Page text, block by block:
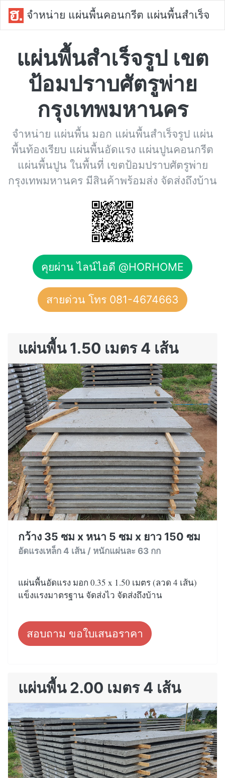
จำหน่าย แผ่นพื้นคอนกรีต แผ่นพื้นสำเร็จ
แผ่นพื้นสำเร็จรูป เขต
ป้อมปราบศัตรูพ่าย
กรุงเทพมหานคร
จำหน่าย แผ่นพื้น มอก แผ่นพื้นสำเร็จรูป แผ่น
พื้นท้องเรียบ แผ่นพื้นอัดแรง แผ่นปูนคอนกรีต
แผ่นพื้นปูน ในพื้นที่ เขตป้อมปราบศัตรูพ่าย
กรุงเทพมหานคร มีสินค้าพร้อมส่ง จัดส่งถึงบ้าน
คุยผ่าน ไลน์ไอดี @HORHOME
สายด่วน โทร 081-4674663
แผ่นพื้น 1.50 เมตร 4 เส้น
กว้าง 35 ซม x หนา 5 ซม x ยาว 150 ซม
อัดแรงเหล็ก 4 เส้น / หนักแผ่นละ 63 กก
แผ่นพื้นอัดแรง มอก 0.35 x 1.50 เมตร (ลวด 4 เส้น)
แข็งแรงมาตรฐาน จัดส่งไว จัดส่งถึงบ้าน
สอบถาม ขอใบเสนอราคา
แผ่นพื้น 2.00 เมตร 4 เส้น